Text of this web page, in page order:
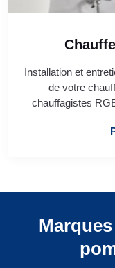
Installation et
de votre
chauffagistes